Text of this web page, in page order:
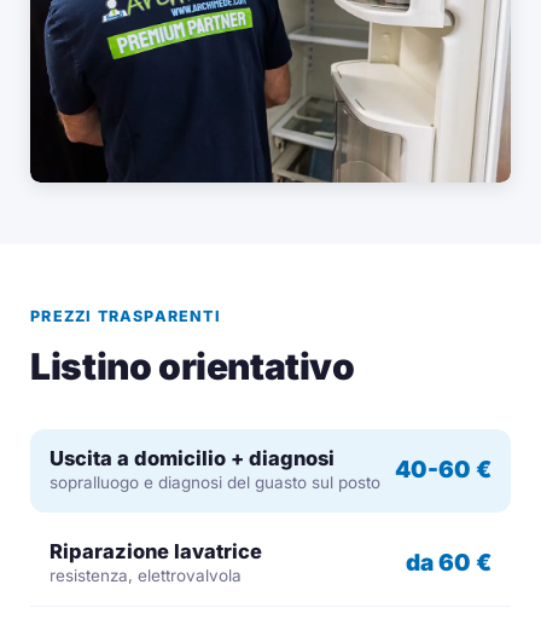
PREZZI TRASPARENTI
Listino orientativo
Uscita a domicilio + diagnosi
sopralluogo e diagnosi del guasto sul posto 40-60 €
Riparazione lavatrice
resistenza, elettrovalvola da 60 €